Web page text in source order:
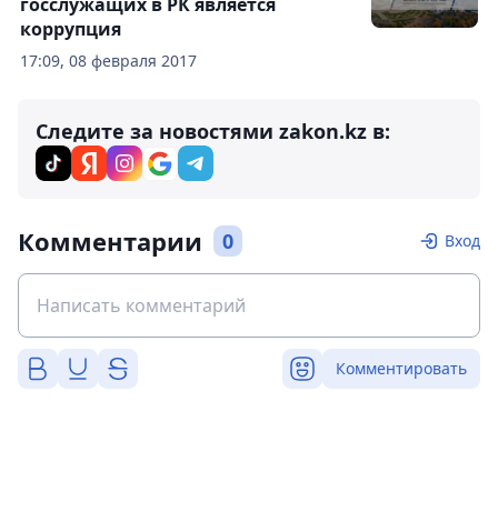
17:09, 08 февраля 2017
коррупция
Следите за новостями zakon.kz в:
Комментарии 0 Вход
Комментировать